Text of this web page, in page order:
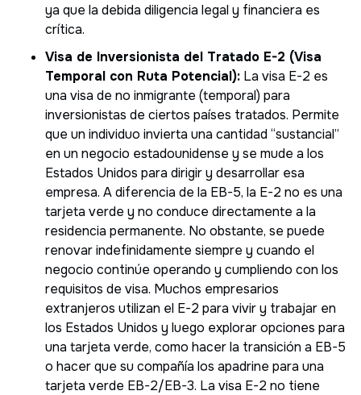
ya que la debida diligencia legal y financiera es
crítica.
Visa de Inversionista del Tratado E-2 (Visa
Temporal con Ruta Potencial): La visa E-2 es
una visa de no inmigrante (temporal) para
inversionistas de ciertos países tratados. Permite
que un individuo invierta una cantidad “sustancial”
en un negocio estadounidense y se mude a los
Estados Unidos para dirigir y desarrollar esa
empresa. A diferencia de la EB-5, la E-2 no es una
tarjeta verde y no conduce directamente a la
residencia permanente. No obstante, se puede
renovar indefinidamente siempre y cuando el
negocio continúe operando y cumpliendo con los
requisitos de visa. Muchos empresarios
extranjeros utilizan el E-2 para vivir y trabajar en
los Estados Unidos y luego explorar opciones para
una tarjeta verde, como hacer la transición a EB-5
o hacer que su compañía los apadrine para una
tarjeta verde EB-2/EB-3. La visa E-2 no tiene